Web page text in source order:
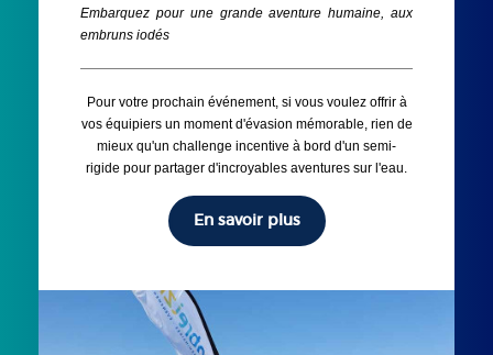
Embarquez pour une grande aventure humaine, aux
embruns iodés
Pour votre prochain événement, si vous voulez offrir à
vos équipiers un moment d'évasion mémorable, rien de
mieux qu'un challenge incentive à bord d'un semi-
rigide pour partager d'incroyables aventures sur l'eau.
En savoir plus